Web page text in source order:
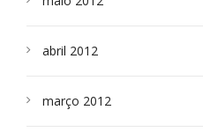
abril 2012
março 2012